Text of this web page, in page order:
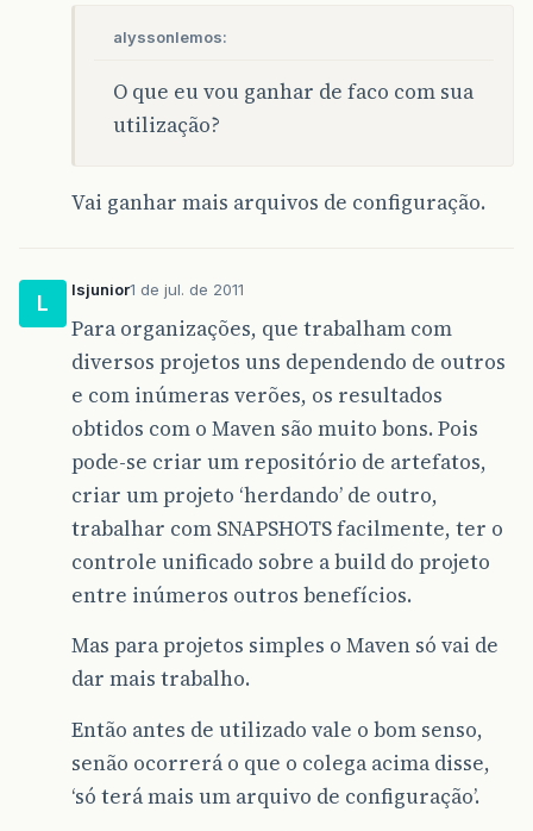
alyssonlemos:
O que eu vou ganhar de faco com sua
utilização?
Vai ganhar mais arquivos de configuração.
L
lsjunior1 de jul. de 2011
Para organizações, que trabalham com
diversos projetos uns dependendo de outros
e com inúmeras verões, os resultados
obtidos com o Maven são muito bons. Pois
pode-se criar um repositório de artefatos,
criar um projeto ‘herdando’ de outro,
trabalhar com SNAPSHOTS facilmente, ter o
controle unificado sobre a build do projeto
entre inúmeros outros benefícios.
Mas para projetos simples o Maven só vai de
dar mais trabalho.
Então antes de utilizado vale o bom senso,
senão ocorrerá o que o colega acima disse,
‘só terá mais um arquivo de configuração’.